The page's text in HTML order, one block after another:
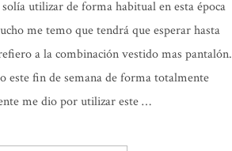
utilizar de forma habitual en esta época
me temo que tendrá que esperar hasta
a la combinación vestido mas pantalón.
este fin de semana de forma totalmente
me dio por utilizar este …